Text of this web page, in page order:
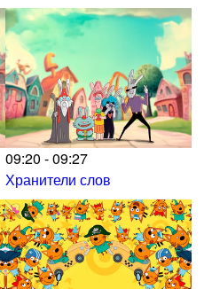
09:20 - 09:27
Хранители слов